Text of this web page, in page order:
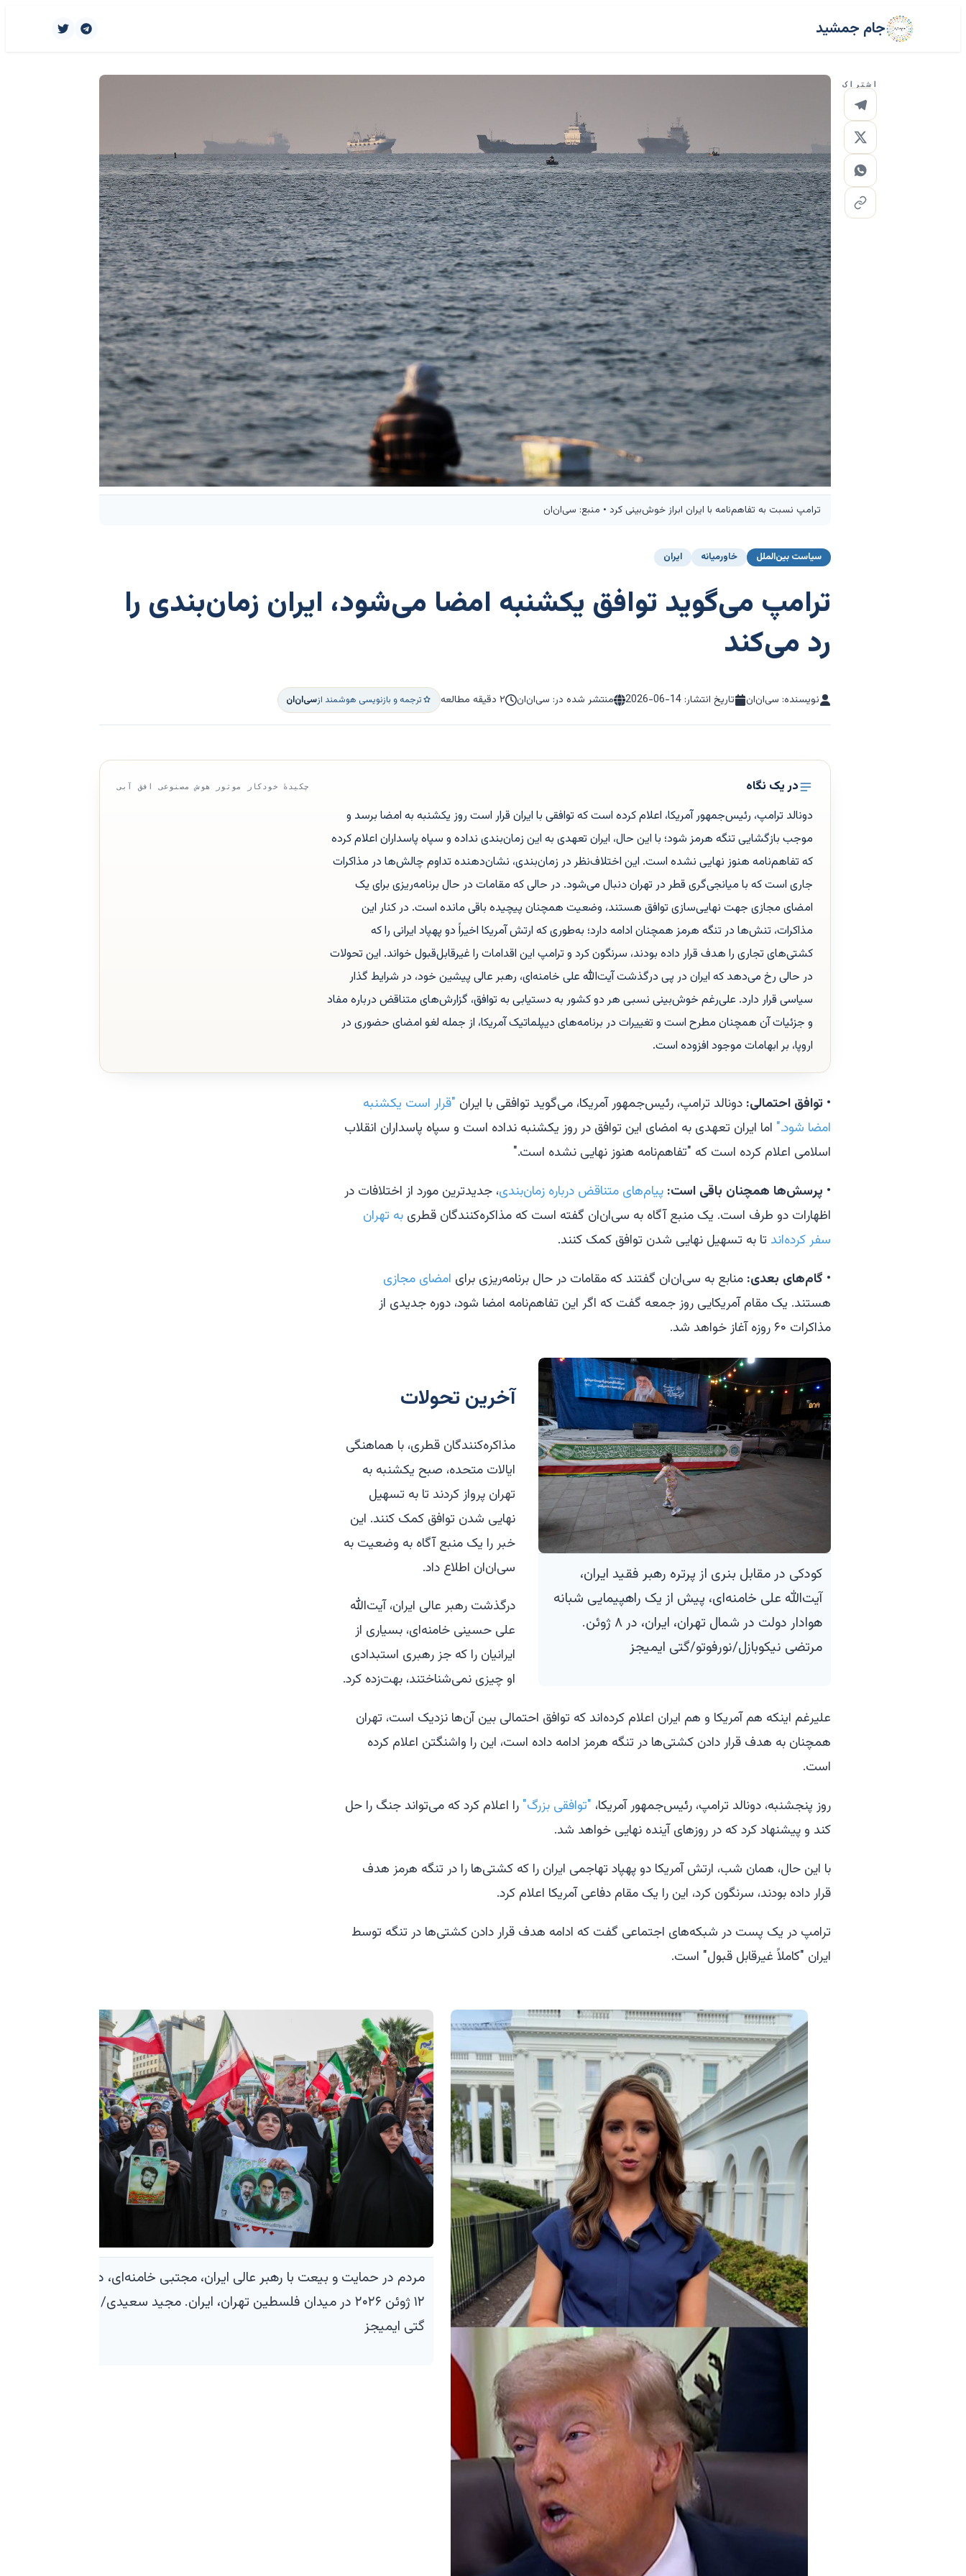
جام جمشید
اشتراک
ترامپ نسبت به تفاهم‌نامه با ایران ابراز خوش‌بینی کرد • منبع: سی‌ان‌ان
سیاست بین‌الملل خاورمیانه ایران
ترامپ می‌گوید توافق یکشنبه امضا می‌شود، ایران زمان‌بندی را
رد می‌کند
نویسنده: سی‌ان‌ان تاریخ انتشار: 2026-06-14 منتشر شده در: سی‌ان‌ان ۲ دقیقه مطالعه ترجمه و بازنویسی هوشمند ازسی‌ان‌ان
در یک نگاه چکیدهٔ خودکار موتور هوش مصنوعی افق آبی
دونالد ترامپ، رئیس‌جمهور آمریکا، اعلام کرده است که توافقی با ایران قرار است روز یکشنبه به امضا برسد و
موجب بازگشایی تنگه هرمز شود؛ با این حال، ایران تعهدی به این زمان‌بندی نداده و سپاه پاسداران اعلام کرده
که تفاهم‌نامه هنوز نهایی نشده است. این اختلاف‌نظر در زمان‌بندی، نشان‌دهنده تداوم چالش‌ها در مذاکرات
جاری است که با میانجی‌گری قطر در تهران دنبال می‌شود. در حالی که مقامات در حال برنامه‌ریزی برای یک
امضای مجازی جهت نهایی‌سازی توافق هستند، وضعیت همچنان پیچیده باقی مانده است. در کنار این
مذاکرات، تنش‌ها در تنگه هرمز همچنان ادامه دارد؛ به‌طوری که ارتش آمریکا اخیراً دو پهپاد ایرانی را که
کشتی‌های تجاری را هدف قرار داده بودند، سرنگون کرد و ترامپ این اقدامات را غیرقابل‌قبول خواند. این تحولات
در حالی رخ می‌دهد که ایران در پی درگذشت آیت‌الله علی خامنه‌ای، رهبر عالی پیشین خود، در شرایط گذار
سیاسی قرار دارد. علی‌رغم خوش‌بینی نسبی هر دو کشور به دستیابی به توافق، گزارش‌های متناقض درباره مفاد
و جزئیات آن همچنان مطرح است و تغییرات در برنامه‌های دیپلماتیک آمریکا، از جمله لغو امضای حضوری در
اروپا، بر ابهامات موجود افزوده است.
• توافق احتمالی: دونالد ترامپ، رئیس‌جمهور آمریکا، می‌گوید توافقی با ایران "قرار است یکشنبه
امضا شود." اما ایران تعهدی به امضای این توافق در روز یکشنبه نداده است و سپاه پاسداران انقلاب
اسلامی اعلام کرده است که "تفاهم‌نامه هنوز نهایی نشده است."
• پرسش‌ها همچنان باقی است: پیام‌های متناقض درباره زمان‌بندی، جدیدترین مورد از اختلافات در
اظهارات دو طرف است. یک منبع آگاه به سی‌ان‌ان گفته است که مذاکره‌کنندگان قطری به تهران
سفر کرده‌اند تا به تسهیل نهایی شدن توافق کمک کنند.
• گام‌های بعدی: منابع به سی‌ان‌ان گفتند که مقامات در حال برنامه‌ریزی برای امضای مجازی
هستند. یک مقام آمریکایی روز جمعه گفت که اگر این تفاهم‌نامه امضا شود، دوره جدیدی از
مذاکرات ۶۰ روزه آغاز خواهد شد.
کودکی در مقابل بنری از پرتره رهبر فقید ایران،
آیت‌الله علی خامنه‌ای، پیش از یک راهپیمایی شبانه
هوادار دولت در شمال تهران، ایران، در ۸ ژوئن.
مرتضی نیکوبازل/نورفوتو/گتی ایمیجز
آخرین تحولات
مذاکره‌کنندگان قطری، با هماهنگی
ایالات متحده، صبح یکشنبه به
تهران پرواز کردند تا به تسهیل
نهایی شدن توافق کمک کنند. این
خبر را یک منبع آگاه به وضعیت به
سی‌ان‌ان اطلاع داد.
درگذشت رهبر عالی ایران، آیت‌الله
علی حسینی خامنه‌ای، بسیاری از
ایرانیان را که جز رهبری استبدادی
او چیزی نمی‌شناختند، بهت‌زده کرد.
علیرغم اینکه هم آمریکا و هم ایران اعلام کرده‌اند که توافق احتمالی بین آن‌ها نزدیک است، تهران
همچنان به هدف قرار دادن کشتی‌ها در تنگه هرمز ادامه داده است، این را واشنگتن اعلام کرده
است.
روز پنجشنبه، دونالد ترامپ، رئیس‌جمهور آمریکا، "توافقی بزرگ" را اعلام کرد که می‌تواند جنگ را حل
کند و پیشنهاد کرد که در روزهای آینده نهایی خواهد شد.
با این حال، همان شب، ارتش آمریکا دو پهپاد تهاجمی ایران را که کشتی‌ها را در تنگه هرمز هدف
قرار داده بودند، سرنگون کرد، این را یک مقام دفاعی آمریکا اعلام کرد.
ترامپ در یک پست در شبکه‌های اجتماعی گفت که ادامه هدف قرار دادن کشتی‌ها در تنگه توسط
ایران "کاملاً غیرقابل قبول" است.
مردم در حمایت و بیعت با رهبر عالی ایران، مجتبی خامنه‌ای، در
۱۲ ژوئن ۲۰۲۶ در میدان فلسطین تهران، ایران. مجید سعیدی/
گتی ایمیجز